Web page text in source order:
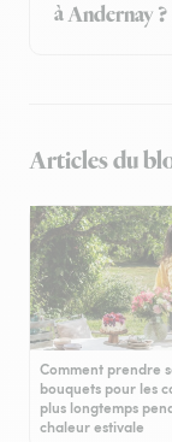
à Andernay ?
Articles du
Comment prendre
bouquets pour les
plus longtemps
chaleur estivale